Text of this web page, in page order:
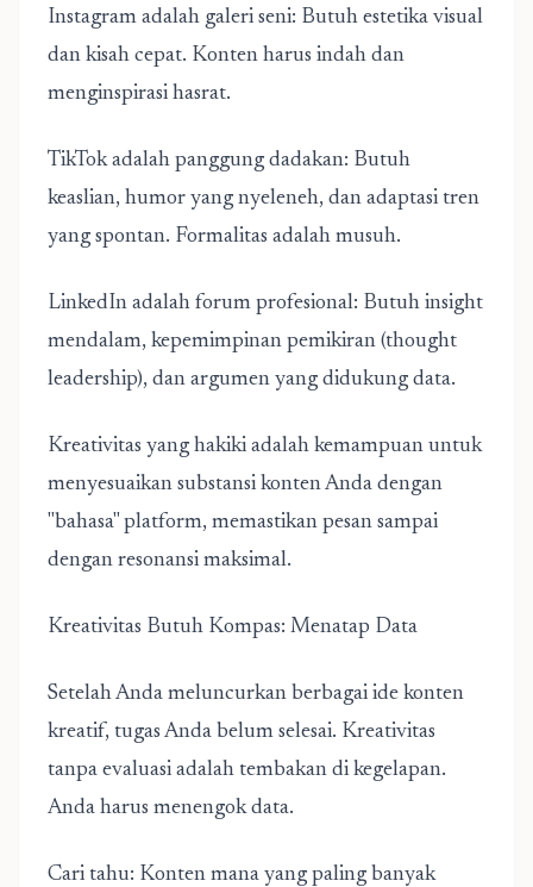
Instagram adalah galeri seni: Butuh estetika visual
dan kisah cepat. Konten harus indah dan
menginspirasi hasrat.
TikTok adalah panggung dadakan: Butuh
keaslian, humor yang nyeleneh, dan adaptasi tren
yang spontan. Formalitas adalah musuh.
LinkedIn adalah forum profesional: Butuh insight
mendalam, kepemimpinan pemikiran (thought
leadership), dan argumen yang didukung data.
Kreativitas yang hakiki adalah kemampuan untuk
menyesuaikan substansi konten Anda dengan
"bahasa" platform, memastikan pesan sampai
dengan resonansi maksimal.
Kreativitas Butuh Kompas: Menatap Data
Setelah Anda meluncurkan berbagai ide konten
kreatif, tugas Anda belum selesai. Kreativitas
tanpa evaluasi adalah tembakan di kegelapan.
Anda harus menengok data.
Cari tahu: Konten mana yang paling banyak